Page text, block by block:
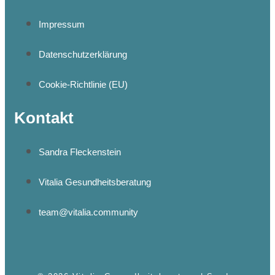
Impressum
Datenschutzerklärung
Cookie-Richtlinie (EU)
Kontakt
Sandra Fleckenstein
Vitalia Gesundheitsberatung
team@vitalia.community